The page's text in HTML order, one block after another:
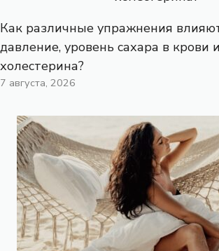
Как различные упражнения
давление, уровень сахара в крови
холестерина?
7 августа, 2026